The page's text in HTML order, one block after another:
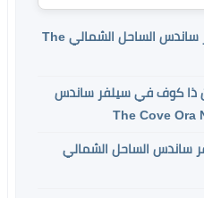
موقع مشروع ذا كوف سيلفر ساندس الساحل الشمالي The
ذا كوف في سيلفر ساندس
ساندس الساحل الشمالي